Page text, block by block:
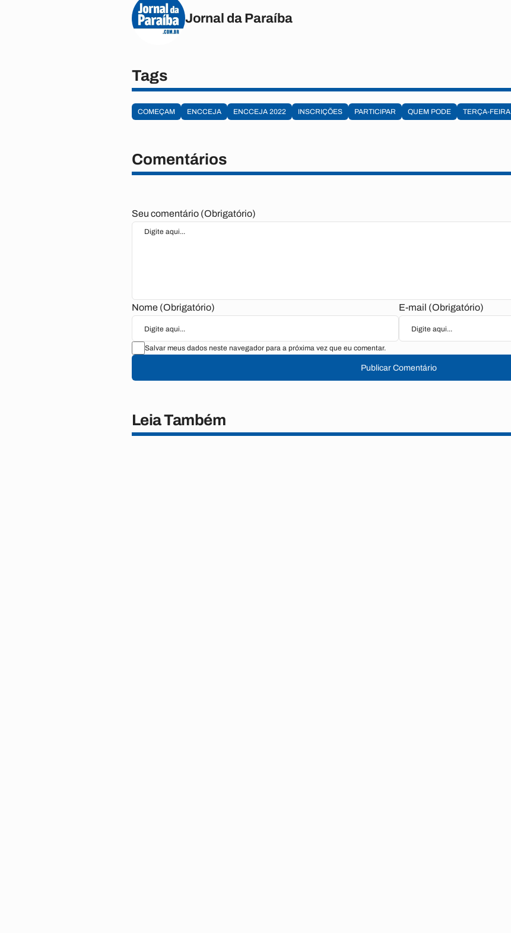
Jornal da Paraíba
Tags
COMEÇAM ENCCEJA ENCCEJA 2022 INSCRIÇÕES PARTICIPAR QUEM PODE TERÇA-FEIRA
Comentários
Seu comentário (Obrigatório)
Nome (Obrigatório) E-mail (Obrigatório)
Salvar meus dados neste navegador para a próxima vez que eu comentar.
Publicar Comentário
Leia Também